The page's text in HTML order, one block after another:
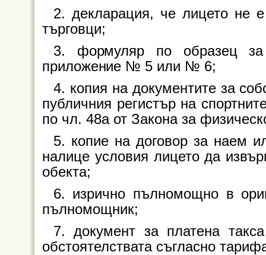
2. декларация, че лицето не
търговци;
3. формуляр по образец за
приложение № 5 или № 6;
4. копия на документите за
публичния регистър на
по чл. 48а от Закона за
5. копие на договор за наем
налице условия лицето да
обекта;
6. изрично пълномощно в
пълномощник;
7. документ за платена
обстоятелствата съгласно